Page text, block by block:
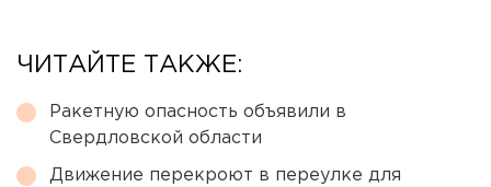
ЧИТАЙТЕ ТАКЖЕ:
Ракетную опасность объявили в
Свердловской области
Движение перекроют в переулке для